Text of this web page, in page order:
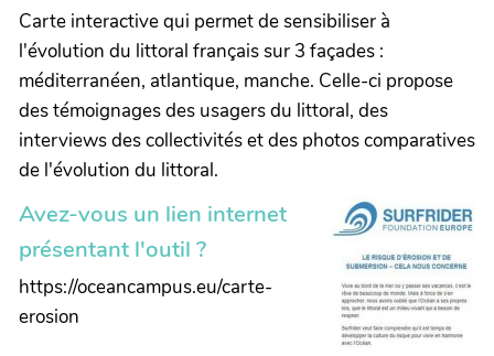
Carte interactive qui permet de sensibiliser à
l'évolution du littoral français sur 3 façades :
méditerranéen, atlantique, manche. Celle-ci propose
des témoignages des usagers du littoral, des
interviews des collectivités et des photos comparatives
de l'évolution du littoral.
Avez-vous un lien internet
présentant l'outil ?
https://oceancampus.eu/carte-
erosion